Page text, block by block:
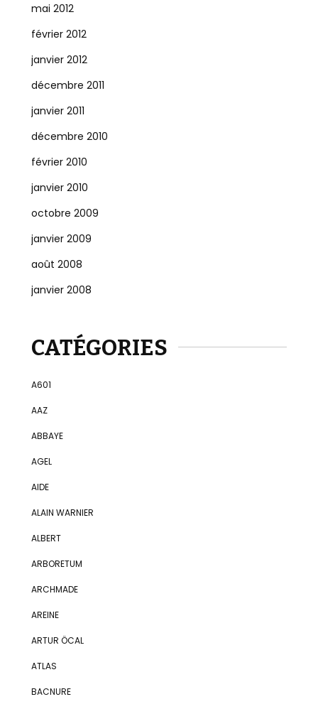
mai 2012
février 2012
janvier 2012
décembre 2011
janvier 2011
décembre 2010
février 2010
janvier 2010
octobre 2009
janvier 2009
août 2008
janvier 2008
CATÉGORIES
A601
AAZ
ABBAYE
AGEL
AIDE
ALAIN WARNIER
ALBERT
ARBORETUM
ARCHMADE
AREINE
ARTUR ÖCAL
ATLAS
BACNURE